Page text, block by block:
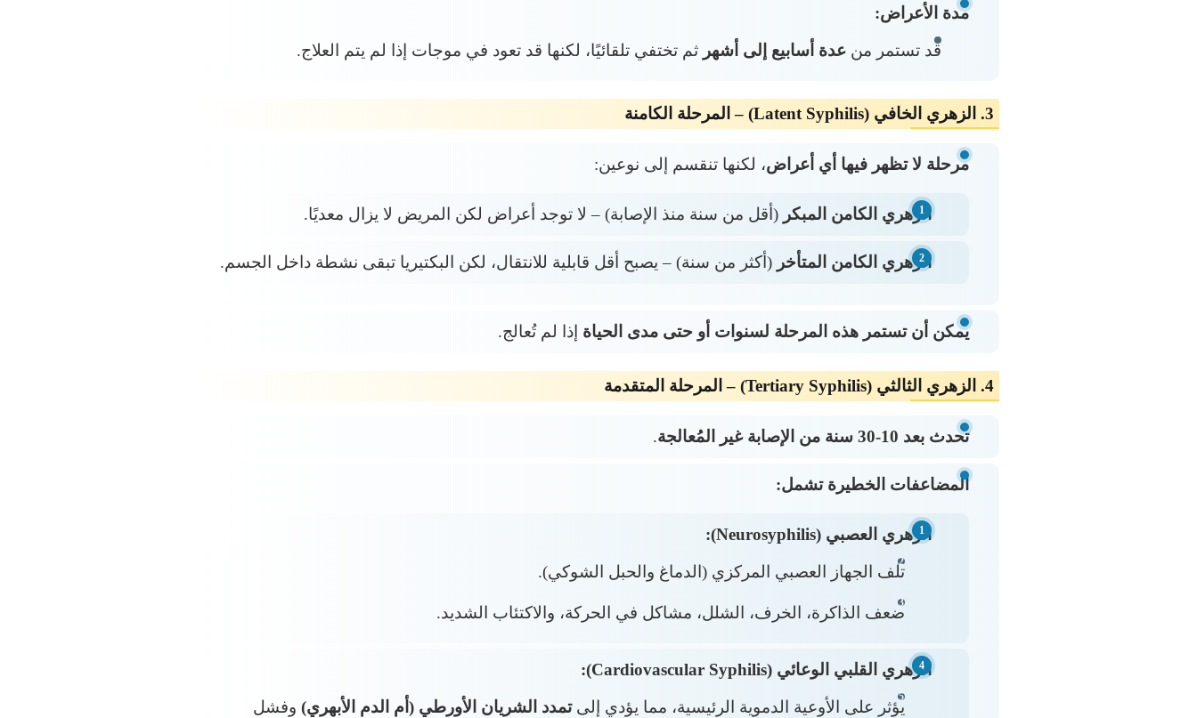
مدة الأعراض:
قد تستمر من عدة أسابيع إلى أشهر ثم تختفي تلقائيًا، لكنها قد تعود في موجات إذا لم يتم العلاج.
3. الزهري الخافي (Latent Syphilis) – المرحلة الكامنة
مرحلة لا تظهر فيها أي أعراض، لكنها تنقسم إلى نوعين:
الزهري الكامن المبكر (أقل من سنة منذ الإصابة) – لا توجد أعراض لكن المريض لا يزال معديًا.
الزهري الكامن المتأخر (أكثر من سنة) – يصبح أقل قابلية للانتقال، لكن البكتيريا تبقى نشطة داخل الجسم.
يمكن أن تستمر هذه المرحلة لسنوات أو حتى مدى الحياة إذا لم تُعالج.
4. الزهري الثالثي (Tertiary Syphilis) – المرحلة المتقدمة
تحدث بعد 10-30 سنة من الإصابة غير المُعالجة .
المضاعفات الخطيرة تشمل:
الزهري العصبي (Neurosyphilis):
تلف الجهاز العصبي المركزي (الدماغ والحبل الشوكي).
ضعف الذاكرة، الخرف، الشلل، مشاكل في الحركة، والاكتئاب الشديد.
الزهري القلبي الوعائي (Cardiovascular Syphilis):
يؤثر على الأوعية الدموية الرئيسية، مما يؤدي إلىتمدد الشريان الأورطي (أم الدم الأبهري) وفشل